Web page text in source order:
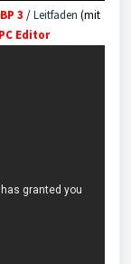
3 /Leitfaden (mit
Editor